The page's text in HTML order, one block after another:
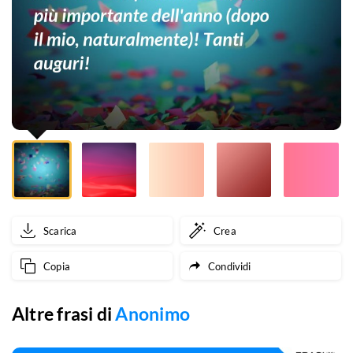
ogni
giorno
una
festa.
Per
me
il
tuo
è
Scarica Crea
Copia Condividi
Altre frasi diAnonimo